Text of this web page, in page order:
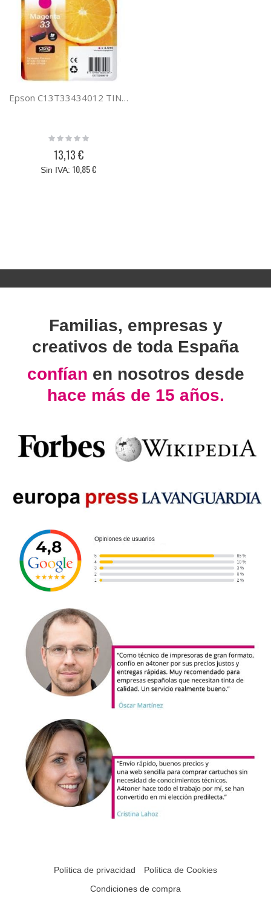
Epson C13T33434012 TINTA CLARIA 33 MAGENTA PREM
Rating:
13,13 €
10,85 €
Familias, empresas y
creativos de toda España
confían en nosotros desde
hace más de 15 años.
Política de privacidad
Política de Cookies
Condiciones de compra